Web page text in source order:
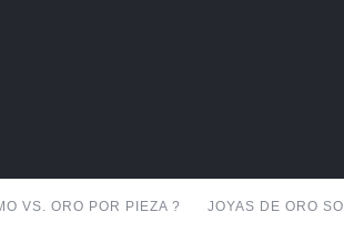
VS. ORO POR PIEZA ? JOYAS DE ORO